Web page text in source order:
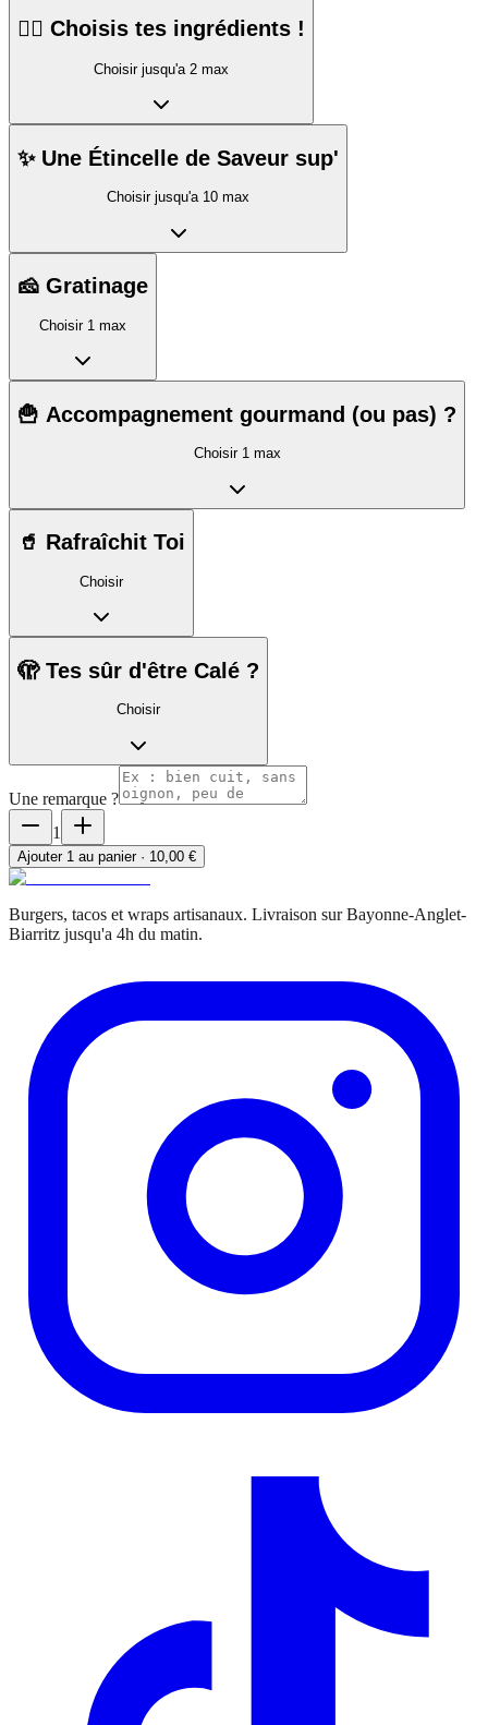
👇🏼 Choisis tes ingrédients !
Choisir jusqu'a 2 max
✨ Une Étincelle de Saveur sup'
Choisir jusqu'a 10 max
🧀 Gratinage
Choisir 1 max
🍟 Accompagnement gourmand (ou pas) ?
Choisir 1 max
🥤 Rafraîchit Toi
Choisir
🫣 Tes sûr d'être Calé ?
Choisir
Une remarque ?
1
Ajouter 1 au panier · 10,00 €
Burgers, tacos et wraps artisanaux. Livraison sur Bayonne-Anglet-
Biarritz jusqu'a 4h du matin.